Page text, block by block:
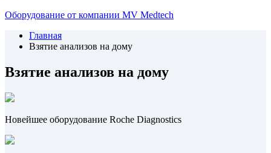
Оборудование от компании MV Medtech
Главная
Взятие анализов на дому
Взятие анализов на дому
Новейшее оборудование Roche Diagnostics